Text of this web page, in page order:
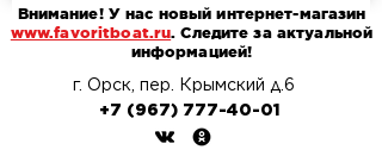
г. Орск, пер. Крымский д.6
+7 (967) 777-40-01
Внимание! У нас новый интернет-магазин
www.favoritboat.ru. Следите за актуальной
информацией!